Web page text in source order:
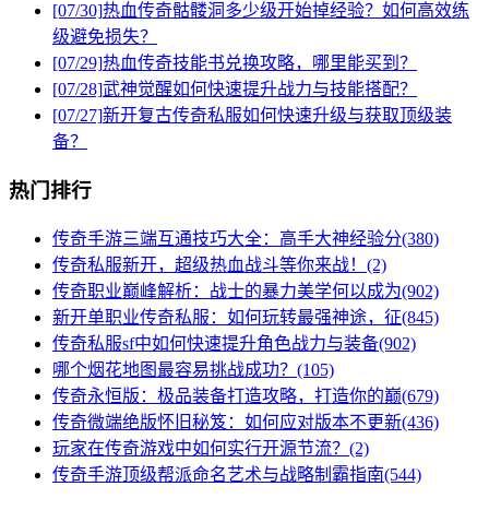
[07/30]热血传奇骷髅洞多少级开始掉经验？如何高效练
级避免损失？
[07/29]热血传奇技能书兑换攻略，哪里能买到？
[07/28]武神觉醒如何快速提升战力与技能搭配？
[07/27]新开复古传奇私服如何快速升级与获取顶级装
备？
热门排行
传奇手游三端互通技巧大全：高手大神经验分(380)
传奇私服新开，超级热血战斗等你来战！(2)
传奇职业巅峰解析：战士的暴力美学何以成为(902)
新开单职业传奇私服：如何玩转最强神途，征(845)
传奇私服sf中如何快速提升角色战力与装备(902)
哪个烟花地图最容易挑战成功？(105)
传奇永恒版：极品装备打造攻略，打造你的巅(679)
传奇微端绝版怀旧秘笈：如何应对版本不更新(436)
玩家在传奇游戏中如何实行开源节流？(2)
传奇手游顶级帮派命名艺术与战略制霸指南(544)